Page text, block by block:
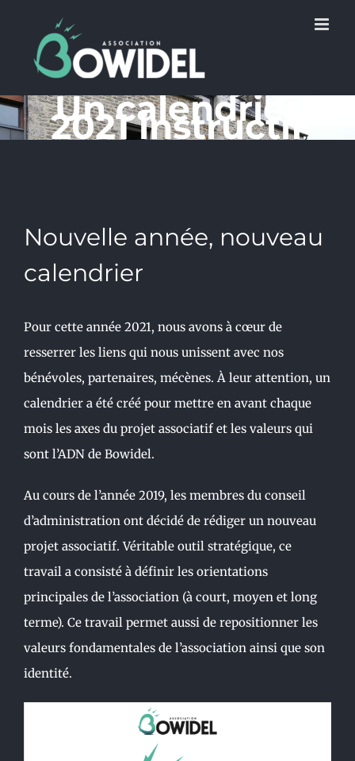
content
Un calendrier
2021 instructif
Nouvelle année, nouveau
calendrier
Pour cette année 2021, nous avons à cœur de
resserrer les liens qui nous unissent avec nos
bénévoles, partenaires, mécènes. À leur attention, un
calendrier a été créé pour mettre en avant chaque
mois les axes du projet associatif et les valeurs qui
sont l’ADN de Bowidel.
Au cours de l’année 2019, les membres du conseil
d’administration ont décidé de rédiger un nouveau
projet associatif. Véritable outil stratégique, ce
travail a consisté à définir les orientations
principales de l’association (à court, moyen et long
terme). Ce travail permet aussi de repositionner les
valeurs fondamentales de l’association ainsi que son
identité.